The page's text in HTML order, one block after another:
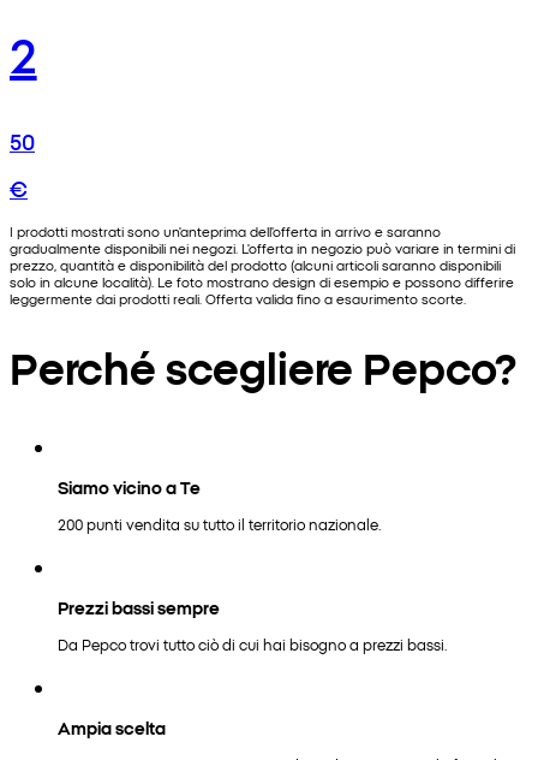
2
50
€
I prodotti mostrati sono un'anteprima dell'offerta in arrivo e saranno
gradualmente disponibili nei negozi. L'offerta in negozio può variare in termini di
prezzo, quantità e disponibilità del prodotto (alcuni articoli saranno disponibili
solo in alcune località). Le foto mostrano design di esempio e possono differire
leggermente dai prodotti reali. Offerta valida fino a esaurimento scorte.
Perché scegliere Pepco?
Siamo vicino a Te
200 punti vendita su tutto il territorio nazionale.
Prezzi bassi sempre
Da Pepco trovi tutto ciò di cui hai bisogno a prezzi bassi.
Ampia scelta